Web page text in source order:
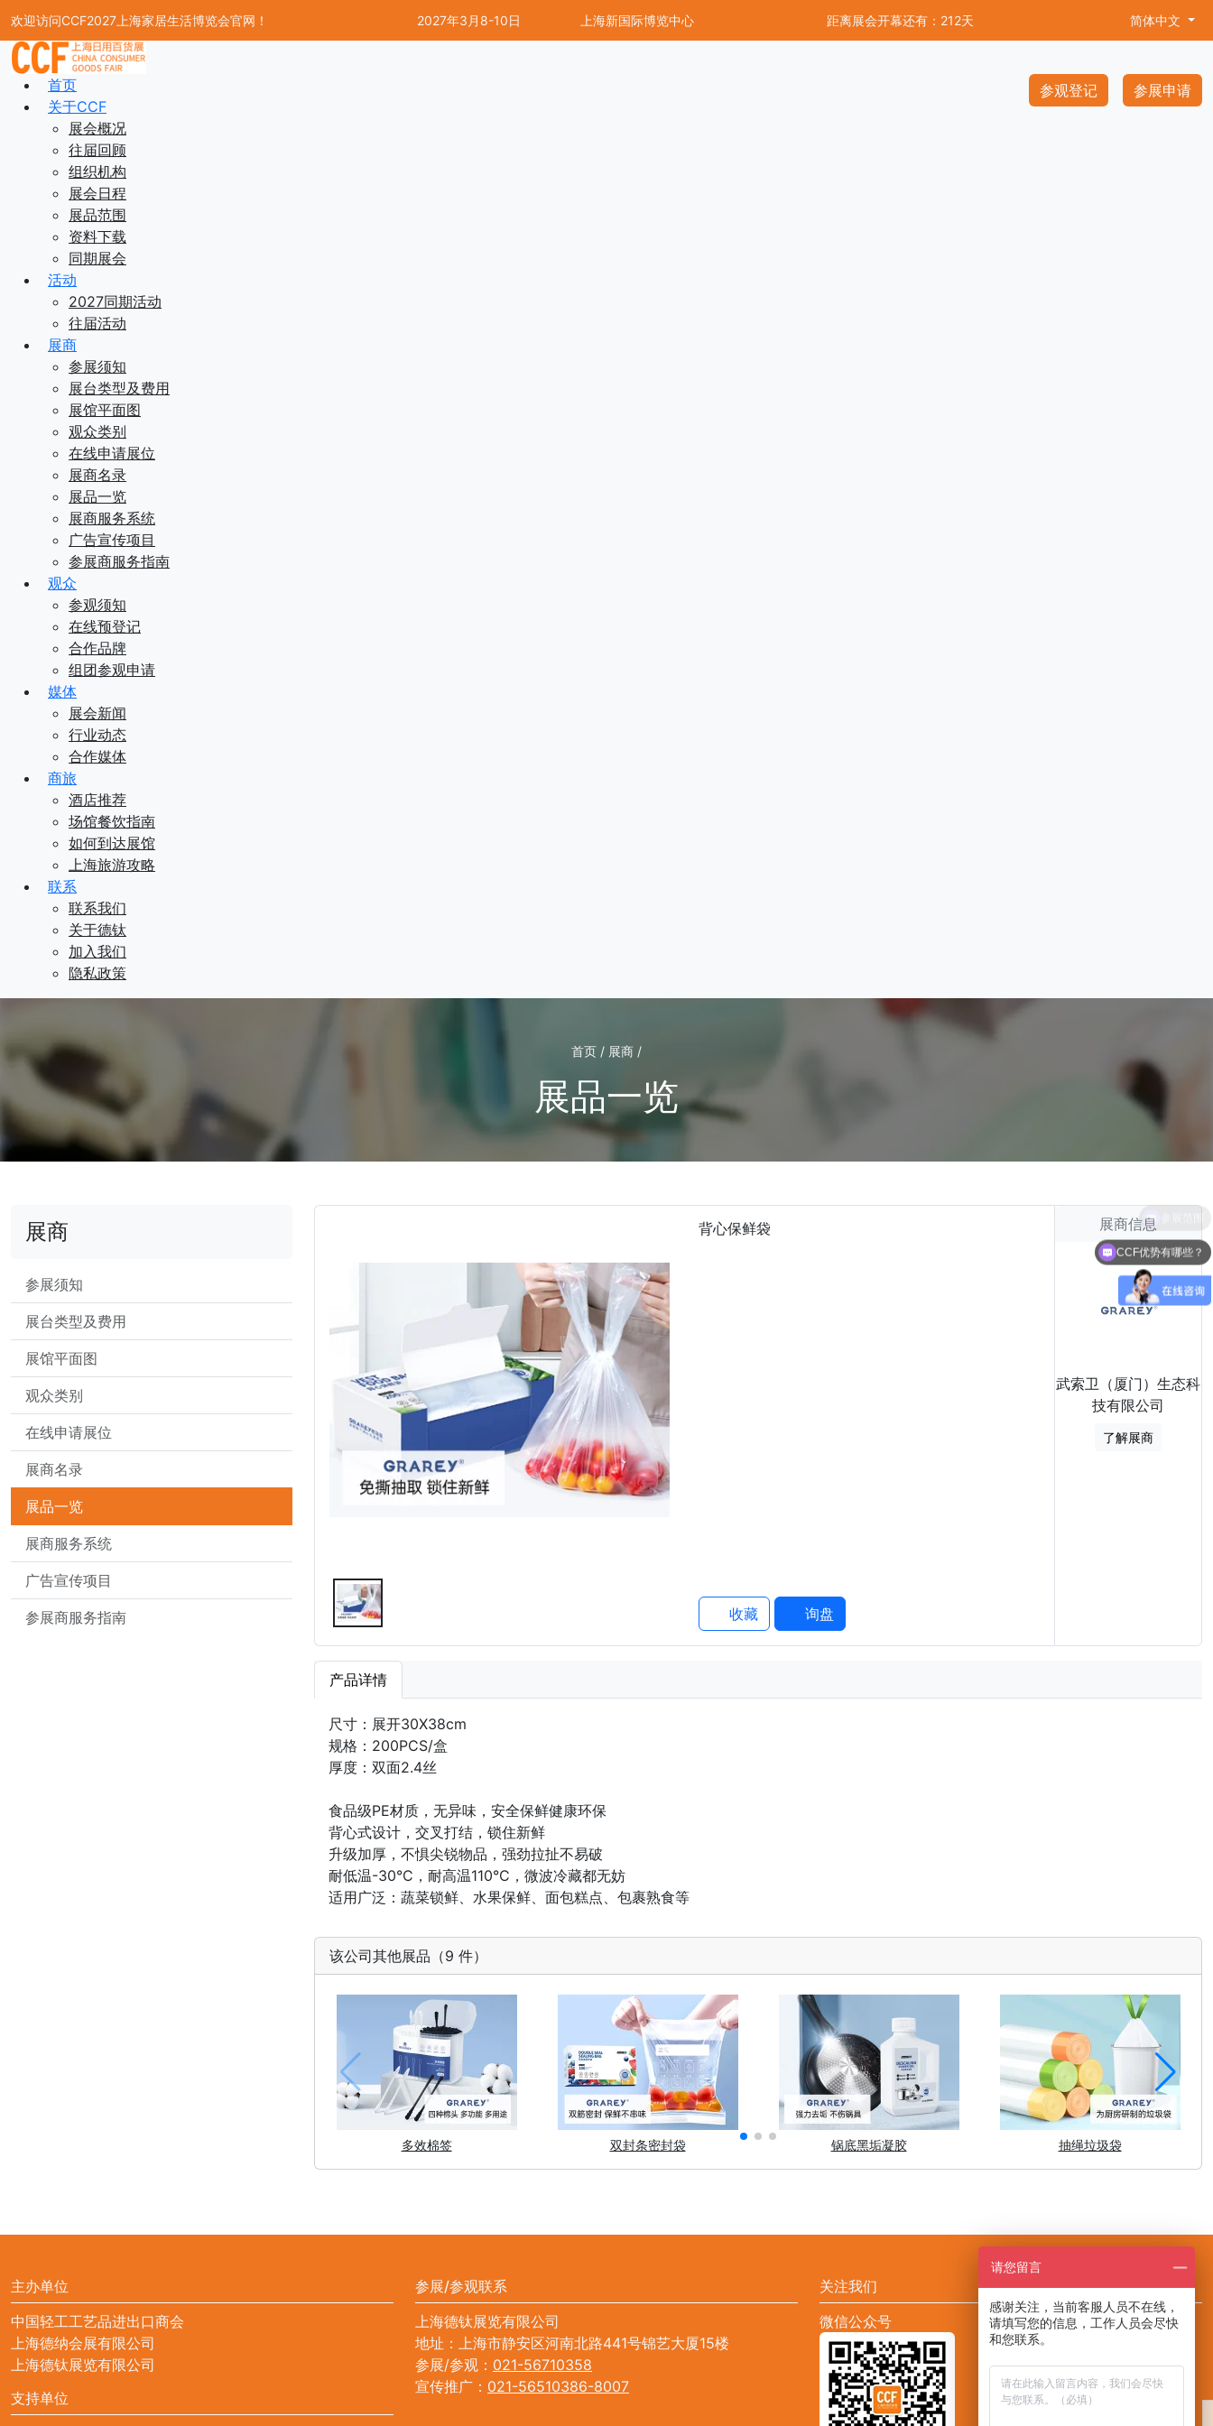
欢迎访问CCF2027上海家居生活博览会官网！ 2027年3月8-10日 上海新国际博览中心 距离展会开幕还有：212天 简体中文
参观登记 参展申请
首页
关于CCF
展会概况
往届回顾
组织机构
展会日程
展品范围
资料下载
同期展会
活动
2027同期活动
往届活动
展商
参展须知
展台类型及费用
展馆平面图
观众类别
在线申请展位
展商名录
展品一览
展商服务系统
广告宣传项目
参展商服务指南
观众
参观须知
在线预登记
合作品牌
组团参观申请
媒体
展会新闻
行业动态
合作媒体
商旅
酒店推荐
场馆餐饮指南
如何到达展馆
上海旅游攻略
联系
联系我们
关于德钛
加入我们
隐私政策
首页 / 展商 /
展品一览
展商
参展须知
展台类型及费用
展馆平面图
观众类别
在线申请展位
展商名录
展品一览
展商服务系统
广告宣传项目
参展商服务指南
背心保鲜袋
收藏 询盘
展商信息
武索卫（厦门）生态科
技有限公司
了解展商
产品详情
尺寸：展开30X38cm
规格：200PCS/盒
厚度：双面2.4丝
食品级PE材质，无异味，安全保鲜健康环保
背心式设计，交叉打结，锁住新鲜
升级加厚，不惧尖锐物品，强劲拉扯不易破
耐低温-30°C，耐高温110°C，微波冷藏都无妨
适用广泛：蔬菜锁鲜、水果保鲜、面包糕点、包裹熟食等
该公司其他展品（9 件）
多效棉签 双封条密封袋 锅底黑垢凝胶 抽绳垃圾袋
主办单位
中国轻工工艺品进出口商会
上海德纳会展有限公司
上海德钛展览有限公司
支持单位
参展/参观联系
上海德钛展览有限公司
地址：上海市静安区河南北路441号锦艺大厦15楼
参展/参观： 021-56710358
宣传推广： 021-56510386-8007
关注我们
微信公众号
添加CCF展会助手小F
CCF优势有哪些？
请您留言
感谢关注，当前客服人员不在线，
请填写您的信息，工作人员会尽快
和您联系。